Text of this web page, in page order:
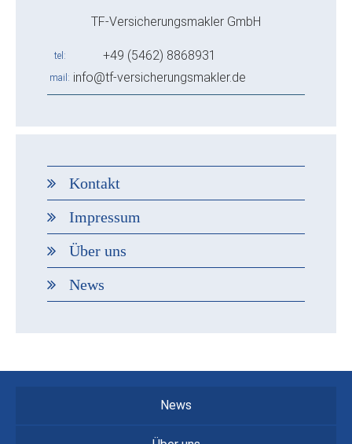
TF-Versicherungsmakler GmbH
tel +49 (5462) 8868931
mail info@tf-versicherungsmakler.de
Kontakt
Impressum
Über uns
News
News